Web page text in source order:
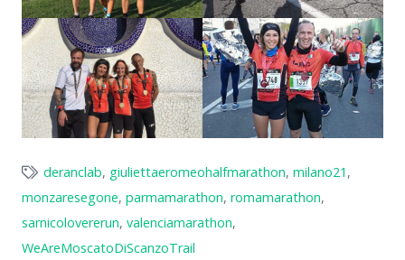
deranclab, giuliettaeromeohalfmarathon, milano21 ,
monzaresegone, parmamarathon, romamarathon,
sarnicolovererun, valenciamarathon,
WeAreMoscatoDiScanzoTrail